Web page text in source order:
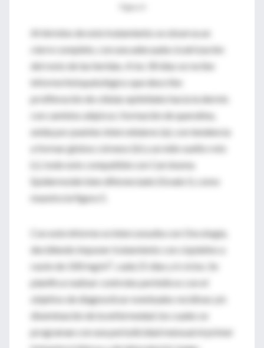
Al término de este tratamiento se observa un
cierre completo, con una adecuada cicatrización
del resto de las heridas. A los 30 días se recibe
informe histopatológico que describe
proliferación de células epiteliales hacia la dermis
con cambios atípicos; formación de queratina,
unida por puentes intercelulares (a), con tendencia
a formar globos córneos (b) y un nido suelto roto
(c), todo esto compatible con Carcinoma
Epidermoide bien diferenciado (Grado I), como
muestra la figura 5.
Con este informe se interconsulta con Oncología,
decidiendo imponer tratamiento con cisplatino a
razón de 100 mg/m
, cada 21 días y 6 ciclos. Se
planifica realizar controles periódicos con el
objetivo de diagnosticar eventuales recidivas y/o
diseminación de la enfermedad, los cuales se
programan con una periodicidad mensual el primer